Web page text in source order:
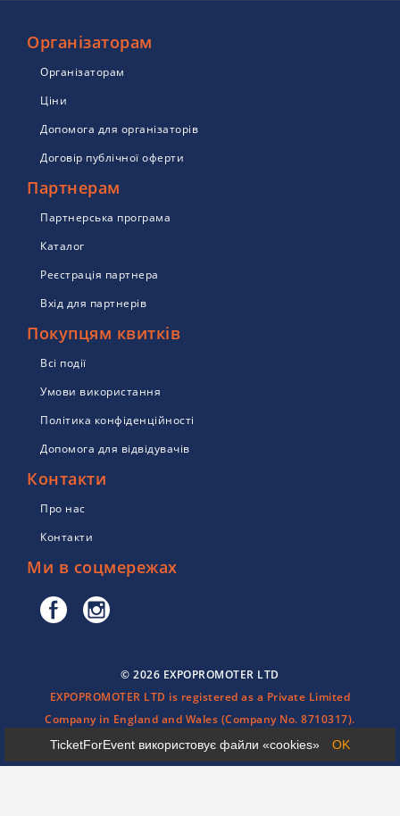
TicketForEvent використовує файли «cookies» OK
Організаторам
Організаторам
Ціни
Допомога для організаторів
Договір публічної оферти
Партнерам
Партнерська програма
Каталог
Реєстрація партнера
Вхід для партнерів
Покупцям квитків
Всі події
Умови використання
Політика конфіденційності
Допомога для відвідувачів
Контакти
Про нас
Контакти
Ми в соцмережах
© 2026 EXPOPROMOTER LTD
EXPOPROMOTER LTD is registered as a Private Limited
Company in England and Wales (Company No. 8710317).